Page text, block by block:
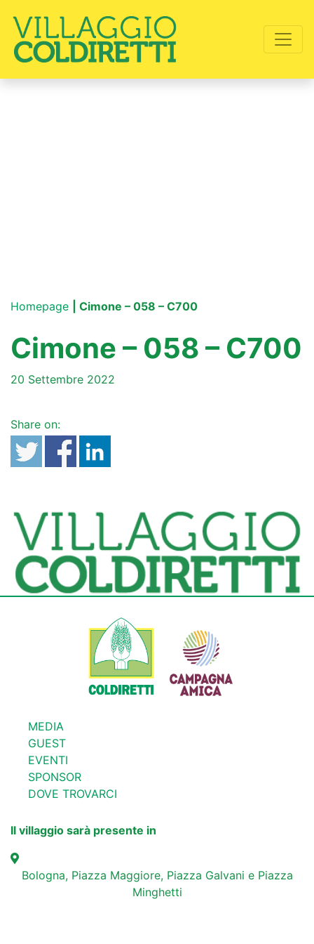
Homepage | Cimone – 058 – C700
Cimone – 058 – C700
20 Settembre 2022
Share on:
MEDIA
GUEST
EVENTI
SPONSOR
DOVE TROVARCI
Il villaggio sarà presente in
Bologna, Piazza Maggiore, Piazza Galvani e Piazza
Minghetti